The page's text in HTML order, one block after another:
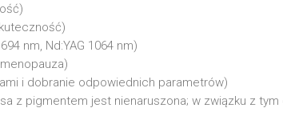
nm, Nd:YAG 1064 nm)
i dobranie odpowiednich parametrów)
z pigmentem jest nienaruszona; w związku z